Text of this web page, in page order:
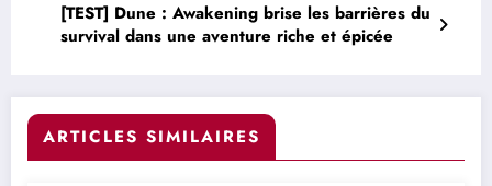
[TEST] Dune : Awakening brise les barrières du
survival dans une aventure riche et épicée
ARTICLES SIMILAIRES